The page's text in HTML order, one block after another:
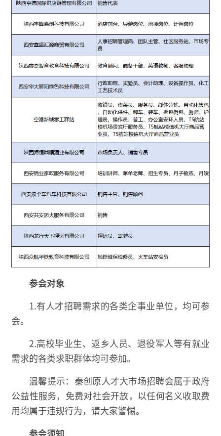
参会对象
1.有人才招聘需求的各类企事业单位，均可参
会。
2.高校毕业生、返乡人员、退役军人等有就业
需求的各类求职群体均可参加。
温馨提示：秦创原人才大市场招聘会属于政府
公益性服务，免费对社会开放，以任何名义收取费
用均属于违规行为，请大家警惕。
参会须知